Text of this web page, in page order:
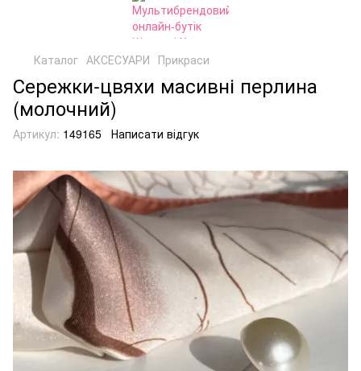
Каталог АКСЕСУАРИ Прикраси
Сережки-цвяхи масивні перлина
(молочний)
Артикул: 149165 Написати відгук